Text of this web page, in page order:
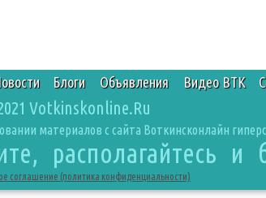
Блоги Объявления Видео ВТК
Votkinskonline.Ru
материалов с сайта Воткинсконлайн
располагайтесь и
соглашение (политика конфиденциальности)